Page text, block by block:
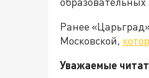
Ранее
Московской,
Уважаемые